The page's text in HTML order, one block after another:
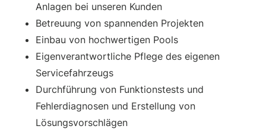
Anlagen bei unseren Kunden
Betreuung von spannenden Projekten
Einbau von hochwertigen Pools
Eigenverantwortliche Pflege des eigenen
Servicefahrzeugs
Durchführung von Funktionstests und
Fehlerdiagnosen und Erstellung von
Lösungsvorschlägen